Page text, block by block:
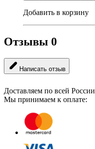
Добавить в корзину
Отзывы 0
Написать отзыв
Доставляем по всей России
Мы принимаем к оплате: